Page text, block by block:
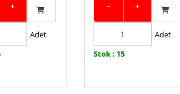
+
Adet
− +
Adet
Stok : 15